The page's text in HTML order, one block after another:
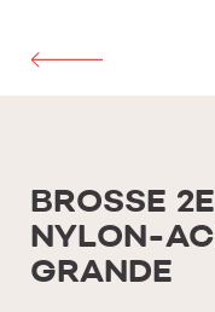
BROSSE
NYLON-
GRANDE